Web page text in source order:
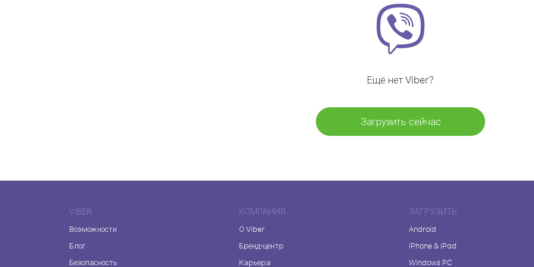
Ещё нет Viber?
Загрузить сейчас
VIBER
Возможности
Блог
Безопасность
КОМПАНИЯ
О Viber
Бренд-центр
Карьера
ЗАГРУЗИТЬ
Android
iPhone & iPad
Windows PC